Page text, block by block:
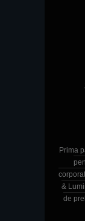
Prima
&
de